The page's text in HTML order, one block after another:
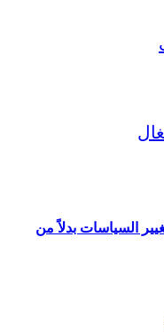
السياسات بدلاً من